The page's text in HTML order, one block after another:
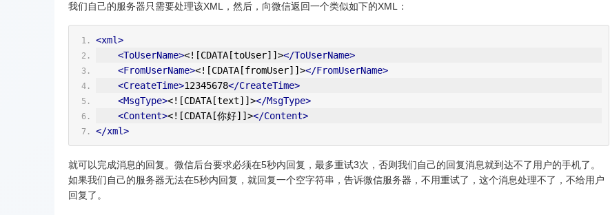
我们自己的服务器只需要处理该XML，然后，向微信返回一个类似如下的XML：
<xml>
<ToUserName><![CDATA[toUser]]></ToUserName>
<FromUserName><![CDATA[fromUser]]></FromUserName>
<CreateTime>12345678</CreateTime>
<MsgType><![CDATA[text]]></MsgType>
<Content><![CDATA[你好]]></Content>
</xml>
就可以完成消息的回复。微信后台要求必须在5秒内回复，最多重试3次，否则我们自己的回复消息就到达不了用户的手机了。
如果我们自己的服务器无法在5秒内回复，就回复一个空字符串，告诉微信服务器，不用重试了，这个消息处理不了，不给用户
回复了。